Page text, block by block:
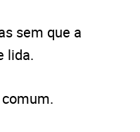
sem que a
lida.